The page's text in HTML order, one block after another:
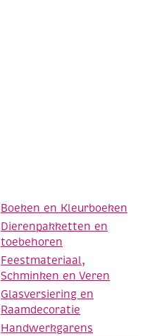
Boeken en Kleurboeken
Dierenpakketten en
toebehoren
Feestmateriaal,
Schminken en Veren
Glasversiering en
Raamdecoratie
Handwerkgarens